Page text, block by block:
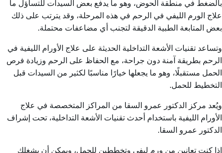
بالضغط في منطقة الحوض، وهو ما يدفع بعض السيدات للتساؤل ما
علاج الورم الليفي في الرحم في هذه المرحلة، وقد يترتب على ذلك
بعض المتابعة الطبية الدقيقة لتجنب أي مضاعفات محتملة.
وتساعد تقنيات الأشعة التداخلية الحديثة على علاج الأورام الليفية في
الرحم بطريقة آمنة دون جراحة، مع الحفاظ على الرحم وزيادة فرص
الحمل مستقبلًا، وهو ما يجعلها خيارًا مناسبًا لكثير من السيدات قبل
التخطيط للحمل.
ويُعد مركز الدكتور عمرو السقا من المراكز المتخصصة في علاج
الأورام الليفية باستخدام أحدث تقنيات الأشعة التداخلية، تحت إشراف
الدكتور عمرو السقا.
إذا كنتِ تعانين من ورم ليفي وتخططين للحمل، ويمكن أن يشغلك